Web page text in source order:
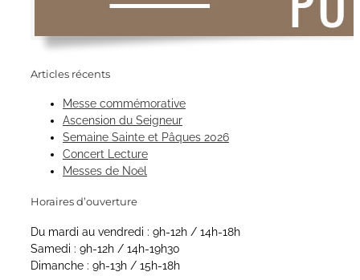
Articles récents
Messe commémorative
Ascension du Seigneur
Semaine Sainte et Pâques 2026
Concert Lecture
Messes de Noël
Horaires d’ouverture
Du mardi au vendredi : 9h-12h / 14h-18h
Samedi : 9h-12h / 14h-19h30
Dimanche : 9h-13h / 15h-18h